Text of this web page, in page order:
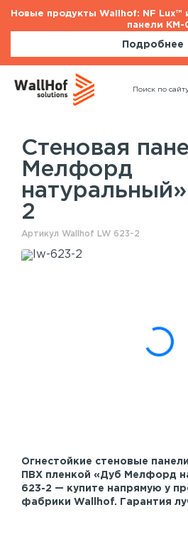
Новые продукты Wallhof: NF
панели КМ-
Подробнее
Стеновые панели
Шпонированные панели
Услуги
Монтаж акустических панелей
Назад
Стеновые
Стеновая
Мелфорд
2
Артикул Wallhof LW 623-2
Огнестойкие стеновые
ПВХ пленкой «Дуб Мелфорд
623-2 — купите напрямую у
фабрики Wallhof. Гарантия